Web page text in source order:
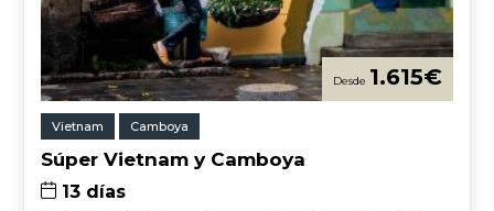
1.615€
Vietnam Camboya
Súper Vietnam y Camboya
13 días